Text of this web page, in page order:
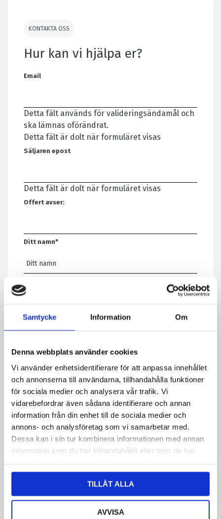
Samtycke Information Om
Denna webbplats använder cookies
Vi använder enhetsidentifierare för att anpassa innehållet
och annonserna till användarna, tillhandahålla funktioner
för sociala medier och analysera vår trafik. Vi
vidarebefordrar även sådana identifierare och annan
information från din enhet till de sociala medier och
annons- och analysföretag som vi samarbetar med.
Dessa kan i sin tur kombinera informationen med annan
information som du har tillhandahållit eller som de har
TILLÅT ALLA
AVVISA
KONTAKTA OSS
Hur kan vi hjälpa er?
Email
Detta fält används för valideringsändamål och
ska lämnas oförändrat.
Detta fält är dolt när formuläret visas
Säljaren epost
Detta fält är dolt när formuläret visas
Offert avser:
Ditt namn*
Telefon
Genom att skicka formuläret godkänner du att vi sparar
information om dig. Läs mer om hur vi behandlar dina
personuppgifter i vår integritetspolicy.
CAPTCHA